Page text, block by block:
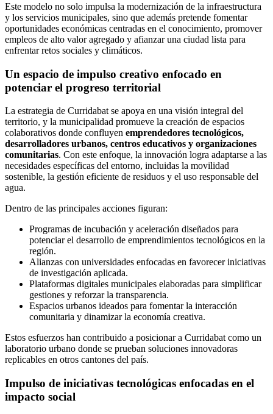
Este modelo no solo impulsa la modernización de la infraestructura
y los servicios municipales, sino que además pretende fomentar
oportunidades económicas centradas en el conocimiento, promover
empleos de alto valor agregado y afianzar una ciudad lista para
enfrentar retos sociales y climáticos.
Un espacio de impulso creativo enfocado en
potenciar el progreso territorial
La estrategia de Curridabat se apoya en una visión integral del
territorio, y la municipalidad promueve la creación de espacios
colaborativos donde confluyen emprendedores tecnológicos,
desarrolladores urbanos, centros educativos y organizaciones
comunitarias. Con este enfoque, la innovación logra adaptarse a las
necesidades específicas del entorno, incluidas la movilidad
sostenible, la gestión eficiente de residuos y el uso responsable del
agua.
Dentro de las principales acciones figuran:
Programas de incubación y aceleración diseñados para
potenciar el desarrollo de emprendimientos tecnológicos en la
región.
Alianzas con universidades enfocadas en favorecer iniciativas
de investigación aplicada.
Plataformas digitales municipales elaboradas para simplificar
gestiones y reforzar la transparencia.
Espacios urbanos ideados para fomentar la interacción
comunitaria y dinamizar la economía creativa.
Estos esfuerzos han contribuido a posicionar a Curridabat como un
laboratorio urbano donde se prueban soluciones innovadoras
replicables en otros cantones del país.
Impulso de iniciativas tecnológicas enfocadas en el
impacto social